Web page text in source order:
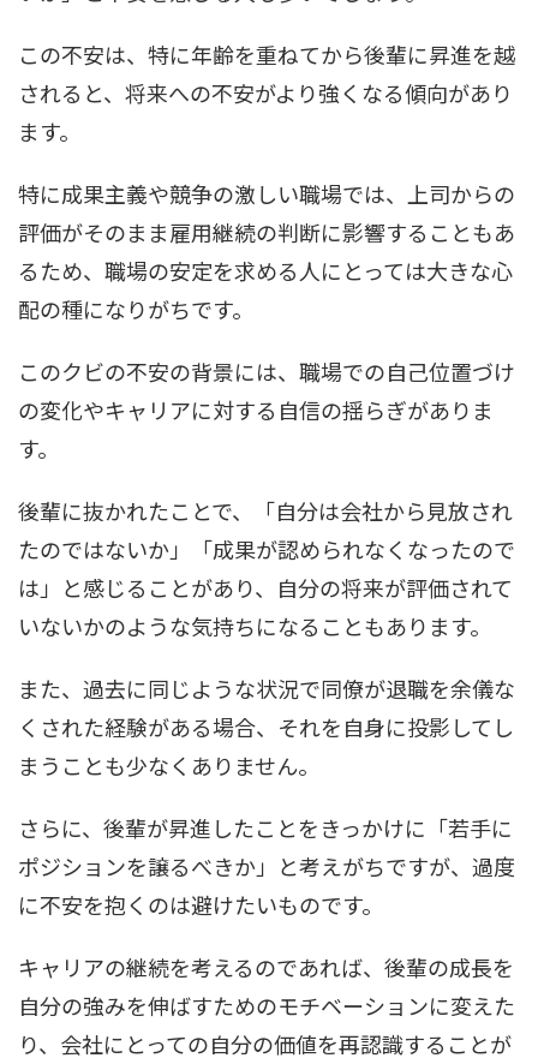
この不安は、特に年齢を重ねてから後輩に昇進を越
されると、将来への不安がより強くなる傾向があり
ます。
特に成果主義や競争の激しい職場では、上司からの
評価がそのまま雇用継続の判断に影響することもあ
るため、職場の安定を求める人にとっては大きな心
配の種になりがちです。
このクビの不安の背景には、職場での自己位置づけ
の変化やキャリアに対する自信の揺らぎがありま
す。
後輩に抜かれたことで、「自分は会社から見放され
たのではないか」「成果が認められなくなったので
は」と感じることがあり、自分の将来が評価されて
いないかのような気持ちになることもあります。
また、過去に同じような状況で同僚が退職を余儀な
くされた経験がある場合、それを自身に投影してし
まうことも少なくありません。
さらに、後輩が昇進したことをきっかけに「若手に
ポジションを譲るべきか」と考えがちですが、過度
に不安を抱くのは避けたいものです。
キャリアの継続を考えるのであれば、後輩の成長を
自分の強みを伸ばすためのモチベーションに変えた
り、会社にとっての自分の価値を再認識することが